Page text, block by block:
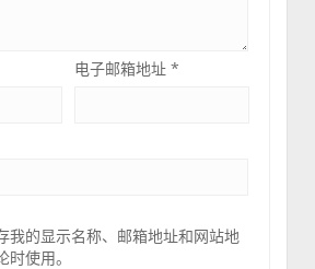
电子邮箱地址*
我的显示名称、邮箱地址和网站地
使用。